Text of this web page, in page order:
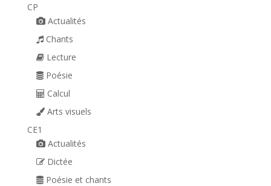
CP
Actualités
Chants
Lecture
Poésie
Calcul
Arts visuels
CE1
Actualités
Dictée
Poésie et chants